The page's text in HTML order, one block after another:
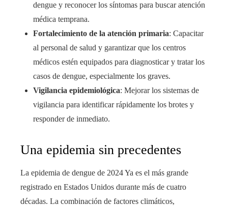
dengue y reconocer los síntomas para buscar atención
médica temprana.
Fortalecimiento de la atención primaria: Capacitar
al personal de salud y garantizar que los centros
médicos estén equipados para diagnosticar y tratar los
casos de dengue, especialmente los graves.
Vigilancia epidemiológica: Mejorar los sistemas de
vigilancia para identificar rápidamente los brotes y
responder de inmediato.
Una epidemia sin precedentes
La epidemia de dengue de 2024 Ya es el más grande
registrado en Estados Unidos durante más de cuatro
décadas. La combinación de factores climáticos,